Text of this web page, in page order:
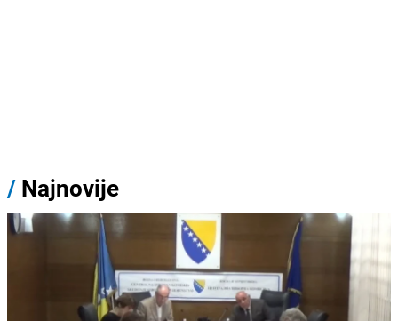
/ Najnovije